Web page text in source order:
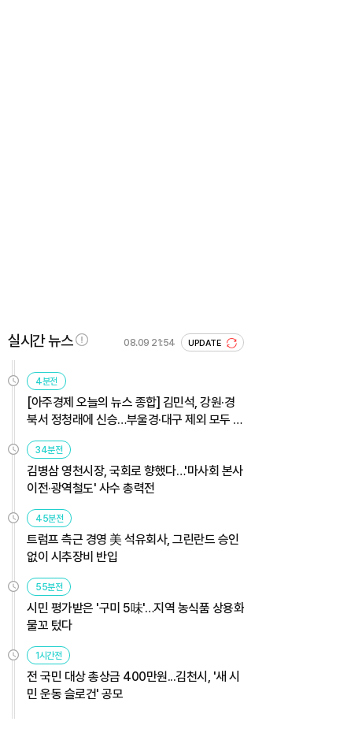
실시간 뉴스 08.09 21:54 UPDATE
4분전
[아주경제 오늘의 뉴스 종합] 김민석, 강원·경
북서 정청래에 신승…부울경·대구 제외 모두 웃
었다 外
34분전
김병삼 영천시장, 국회로 향했다…'마사회 본사
이전·광역철도' 사수 총력전
45분전
트럼프 측근 경영 美 석유회사, 그린란드 승인
없이 시추장비 반입
55분전
시민 평가받은 '구미 5味'…지역 농식품 상용화
물꼬 텄다
1시간전
전 국민 대상 총상금 400만원...김천시, '새 시
민 운동 슬로건' 공모